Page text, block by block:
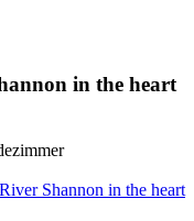
in the heart
Shannon in the heart